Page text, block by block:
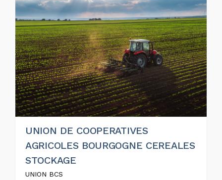
UNION DE COOPERATIVES
AGRICOLES BOURGOGNE CEREALES
STOCKAGE
UNION BCS